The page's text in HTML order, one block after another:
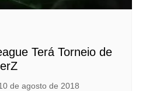
Terá Torneio de
de agosto de 2018